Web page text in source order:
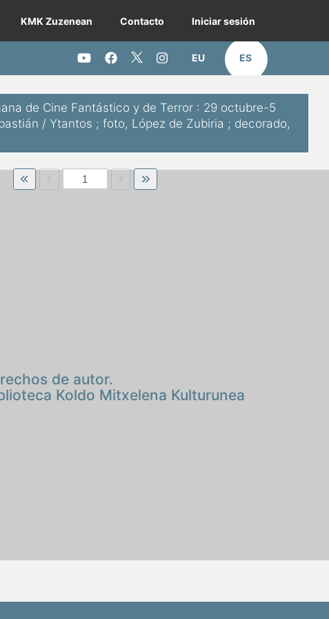
KMK Zuzenean Contacto Iniciar sesión
Youtube KMK
Facebook KMK
Twitter KMK
Instagram KMK
EU ES
de Cine Fantástico y de Terror : 29 octubre-5
/ Ytantos ; foto, López de Zubiria ; decorado,
de autor.
Koldo Mitxelena Kulturunea